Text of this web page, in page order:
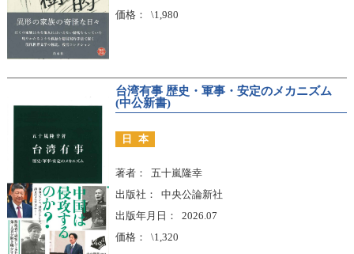
価格
\1,980
台湾有事 歴史・軍事・安定のメカニズム
(中公新書)
日本
著者
五十嵐隆幸
出版社
中央公論新社
出版年月日
2026.07
価格
\1,320